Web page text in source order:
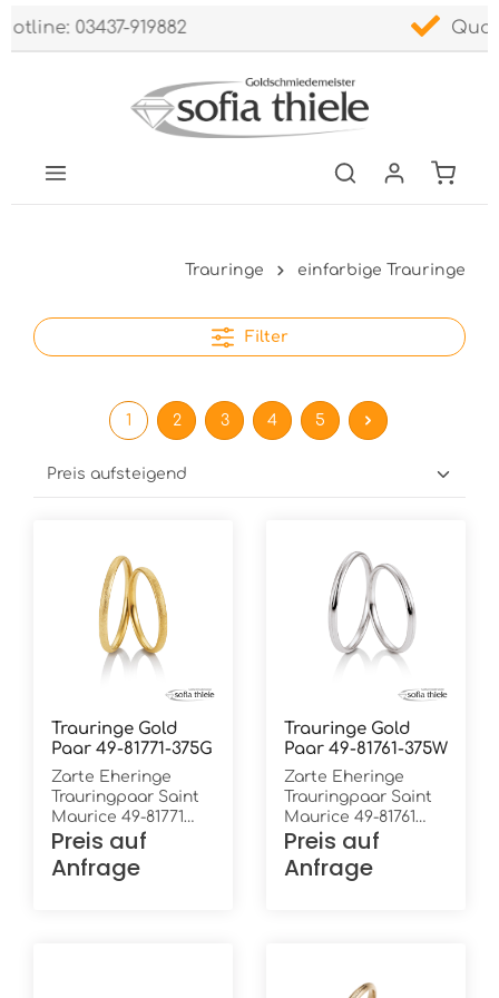
Qualität seit 1986
Trauringe einfarbige Trauringe
Filter
1 2 3 4 5
Trauringe Gold
Paar 49-81771-375G
Zarte Eheringe
Trauringpaar Saint
Maurice 49-81771
und 49-81772
Gelbgold in 375/-
Oberfläche:
Preis auf
Anfrage
Trauringe Gold
Paar 49-81761-375W
Zarte Eheringe
Trauringpaar Saint
Maurice 49-81761
und 49-81762
Weißgold in 375/-
Oberfläche: poliert
Preis auf
Anfrage